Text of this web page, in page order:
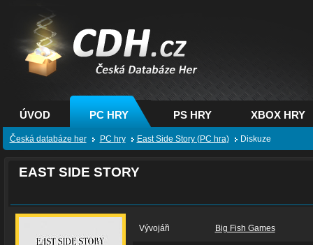
CDH.cz - hry na PC,
PS, XBOX - Česká
databáze her
ÚVOD PC HRY PS HRY XBOX HRY
Česká databáze her PC hry East Side Story (PC hra) Diskuze
EAST SIDE STORY
Vývojáři Big Fish Games